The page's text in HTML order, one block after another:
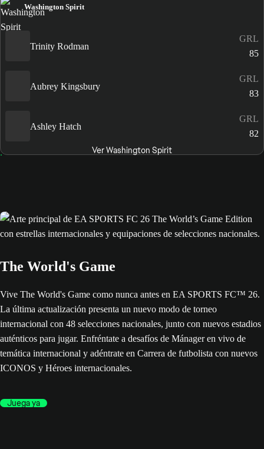
Washington Spirit
Trinity Rodman
GRL
85
Aubrey Kingsbury
GRL
83
Ashley Hatch
GRL
82
Ver Washington Spirit
The World's Game
Vive The World's Game como nunca antes en EA SPORTS FC™ 26.
La última actualización presenta un nuevo modo de torneo
internacional con 48 selecciones nacionales, junto con nuevos estadios
auténticos para jugar. Enfréntate a desafíos de Mánager en vivo de
temática internacional y adéntrate en Carrera de futbolista con nuevos
ICONOS y Héroes internacionales.
Juega ya